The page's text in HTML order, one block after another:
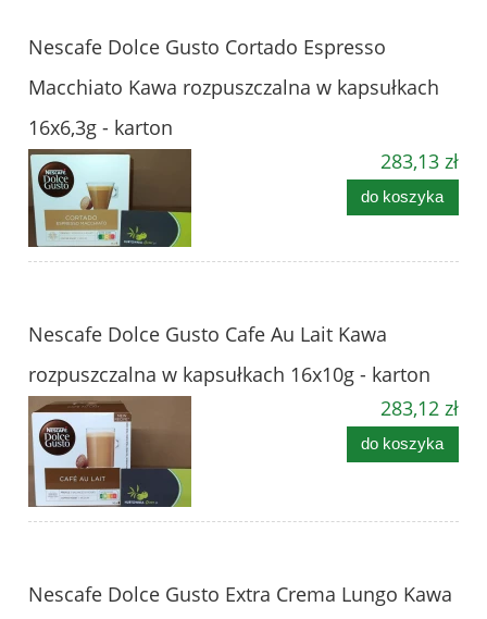
Nescafe Dolce Gusto Cortado Espresso
Macchiato Kawa rozpuszczalna w kapsułkach
16x6,3g - karton
283,13 zł
do koszyka
Nescafe Dolce Gusto Cafe Au Lait Kawa
rozpuszczalna w kapsułkach 16x10g - karton
283,12 zł
do koszyka
Nescafe Dolce Gusto Extra Crema Lungo Kawa